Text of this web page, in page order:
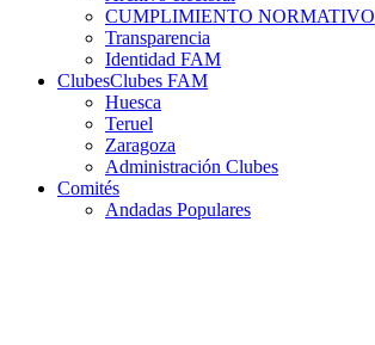
CUMPLIMIENTO NORMATIVO
Transparencia
Identidad FAM
ClubesClubes FAM
Huesca
Teruel
Zaragoza
Administración Clubes
Comités
Andadas Populares